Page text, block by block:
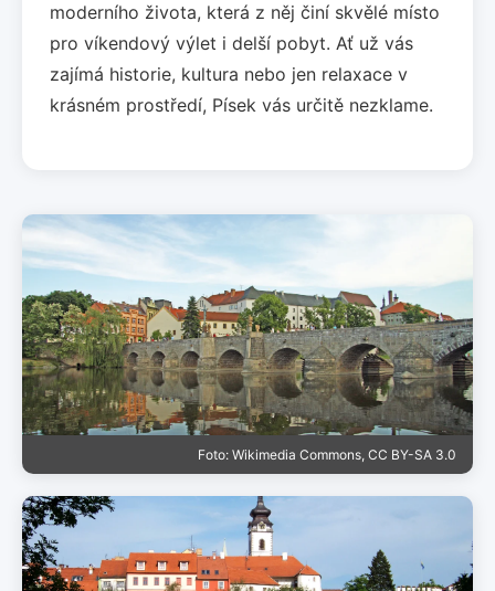
moderního života, která z něj činí skvělé místo
pro víkendový výlet i delší pobyt. Ať už vás
zajímá historie, kultura nebo jen relaxace v
krásném prostředí, Písek vás určitě nezklame.
Foto: Wikimedia Commons, CC BY-SA 3.0